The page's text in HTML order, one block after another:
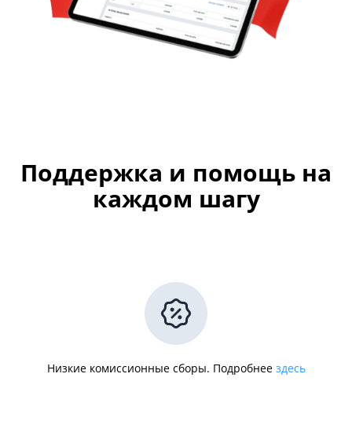
Поддержка и помощь на
каждом шагу
Низкие комиссионные сборы. Подробнее здесь